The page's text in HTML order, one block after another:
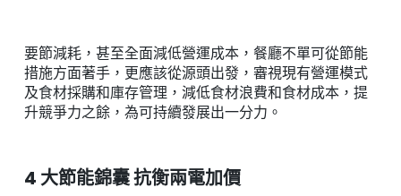
要節減耗，甚至全面減低營運成本，餐廳不單可從節能
措施方面著手，更應該從源頭出發，審視現有營運模式
及食材採購和庫存管理，減低食材浪費和食材成本，提
升競爭力之餘，為可持續發展出一分力。
4 大節能錦囊 抗衡兩電加價